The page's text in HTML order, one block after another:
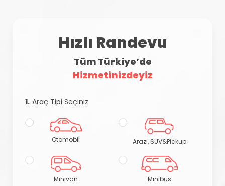
Hızlı Randevu
Tüm Türkiye’de
Hizmetinizdeyiz
1. Araç Tipi Seçiniz
Otomobil Arazi, SUV&Pickup
Minivan Minibüs